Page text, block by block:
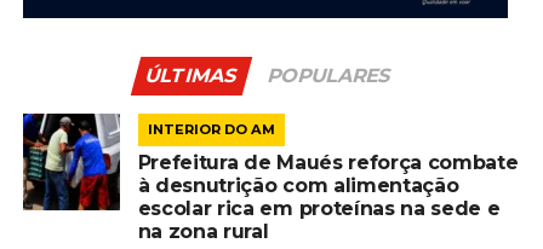
ÚLTIMAS POPULARES
INTERIOR DO AM
Prefeitura de Maués reforça combate
à desnutrição com alimentação
escolar rica em proteínas na sede e
na zona rural